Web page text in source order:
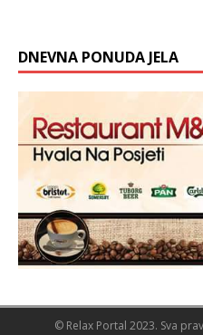
DNEVNA PONUDA JELA
© Relax Portal 2023. Sva